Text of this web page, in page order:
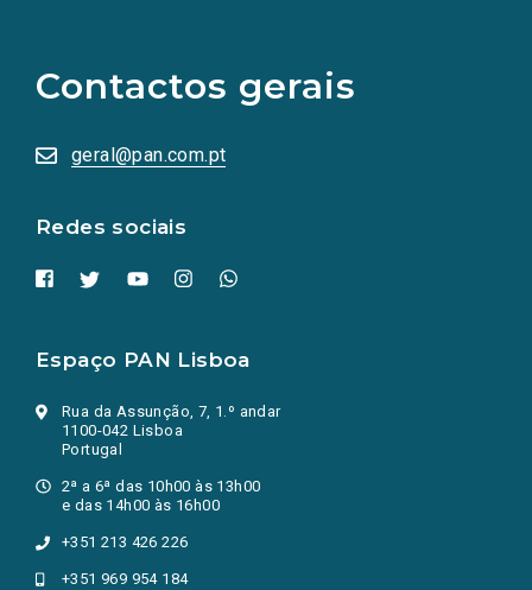
Contactos gerais
geral@pan.com.pt
Redes sociais
redes
sociais
numa
nova
Espaço PAN Lisboa
Rua da Assunção, 7, 1.º andar
1100-042 Lisboa
Portugal
2ª a 6ª das 10h00 às 13h00
e das 14h00 às 16h00
+351 213 426 226
+351 969 954 184